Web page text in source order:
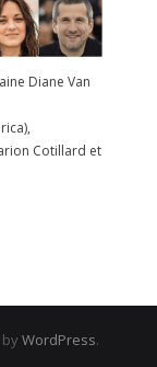
Diane Van
Cotillard et
WordPress.